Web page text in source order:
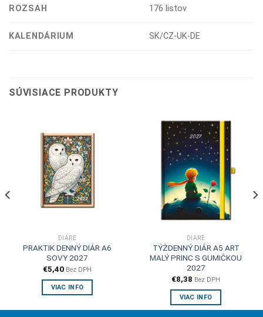
ROZSAH 176 listov
KALENDÁRIUM SK/CZ-UK-DE
SÚVISIACE PRODUKTY
DIÁRE
PRAKTIK DENNÝ DIÁR A6
SOVY 2027
€5,40 Bez DPH
VIAC INFO
DIÁRE
TÝŽDENNÝ DIÁR A5 ART
MALÝ PRINC S GUMIČKOU
2027
€8,38 Bez DPH
VIAC INFO